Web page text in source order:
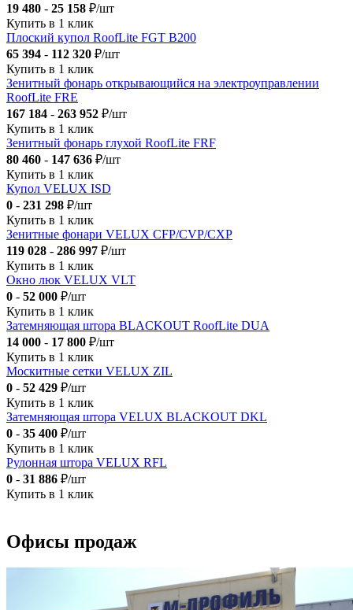
19 480 - 25 158 ₽/шт
Купить в 1 клик
Плоский купол RoofLite FGT B200
65 394 - 112 320 ₽/шт
Купить в 1 клик
Зенитный фонарь открывающийся на электроуправлении
RoofLite FRE
167 184 - 263 952 ₽/шт
Купить в 1 клик
Зенитный фонарь глухой RoofLite FRF
80 460 - 147 636 ₽/шт
Купить в 1 клик
Купол VELUX ISD
0 - 231 298 ₽/шт
Купить в 1 клик
Зенитные фонари VELUX CFP/CVP/CXP
119 028 - 286 997 ₽/шт
Купить в 1 клик
Окно люк VELUX VLT
0 - 52 000 ₽/шт
Купить в 1 клик
Затемняющая штора BLACKOUT RoofLite DUA
14 000 - 17 800 ₽/шт
Купить в 1 клик
Москитные сетки VELUX ZIL
0 - 52 429 ₽/шт
Купить в 1 клик
Затемняющая штора VELUX BLACKOUT DKL
0 - 35 400 ₽/шт
Купить в 1 клик
Рулонная штора VELUX RFL
0 - 31 886 ₽/шт
Купить в 1 клик
Офисы продаж